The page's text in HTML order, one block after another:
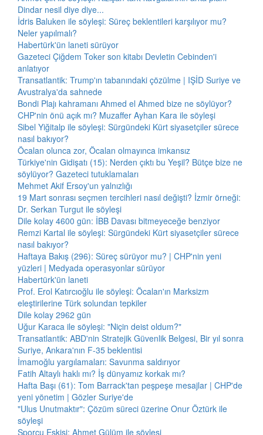
Dindar nesil diye diye...
İdris Baluken ile söyleşi: Süreç beklentileri karşılıyor mu?
Neler yapılmalı?
Habertürk'ün laneti sürüyor
Gazeteci Çiğdem Toker son kitabı Devletin Cebinden'i
anlatıyor
Transatlantik: Trump'ın tabanındaki çözülme | IŞİD Suriye ve
Avustralya'da sahnede
Bondi Plajı kahramanı Ahmed el Ahmed bize ne söylüyor?
CHP'nin önü açık mı? Muzaffer Ayhan Kara ile söyleşi
Sibel Yiğitalp ile söyleşi: Sürgündeki Kürt siyasetçiler sürece
nasıl bakıyor?
Öcalan olunca zor, Öcalan olmayınca imkansız
Türkiye'nin Gidişatı (15): Nerden çıktı bu Yeşil? Bütçe bize ne
söylüyor? Gazeteci tutuklamaları
Mehmet Akif Ersoy'un yalnızlığı
19 Mart sonrası seçmen tercihleri nasıl değişti? İzmir örneği:
Dr. Serkan Turgut ile söyleşi
Dile kolay 4600 gün: İBB Davası bitmeyeceğe benziyor
Remzi Kartal ile söyleşi: Sürgündeki Kürt siyasetçiler sürece
nasıl bakıyor?
Haftaya Bakış (296): Süreç sürüyor mu? | CHP'nin yeni
yüzleri | Medyada operasyonlar sürüyor
Habertürk'ün laneti
Prof. Erol Katırcıoğlu ile söyleşi: Öcalan'ın Marksizm
eleştirilerine Türk solundan tepkiler
Dile kolay 2962 gün
Uğur Karaca ile söyleşi: "Niçin deist oldum?"
Transatlantik: ABD'nin Stratejik Güvenlik Belgesi, Bir yıl sonra
Suriye, Ankara'nın F-35 beklentisi
İmamoğlu yargılamaları: Savunma saldırıyor
Fatih Altaylı haklı mı? İş dünyamız korkak mı?
Hafta Başı (61): Tom Barrack'tan peşpeşe mesajlar | CHP'de
yeni yönetim | Gözler Suriye'de
"Ulus Unutmaktır": Çözüm süreci üzerine Onur Öztürk ile
söyleşi
Sporcu Eskisi: Ahmet Gülüm ile söyleşi